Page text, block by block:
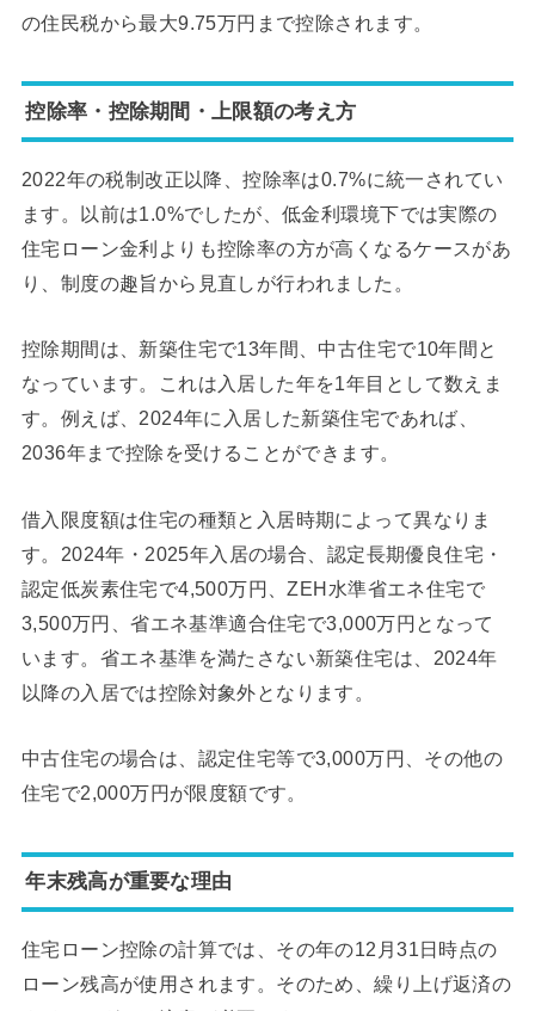
の住民税から最大9.75万円まで控除されます。
控除率・控除期間・上限額の考え方
2022年の税制改正以降、控除率は0.7%に統一されてい
ます。以前は1.0%でしたが、低金利環境下では実際の
住宅ローン金利よりも控除率の方が高くなるケースがあ
り、制度の趣旨から見直しが行われました。
控除期間は、新築住宅で13年間、中古住宅で10年間と
なっています。これは入居した年を1年目として数えま
す。例えば、2024年に入居した新築住宅であれば、
2036年まで控除を受けることができます。
借入限度額は住宅の種類と入居時期によって異なりま
す。2024年・2025年入居の場合、認定長期優良住宅・
認定低炭素住宅で4,500万円、ZEH水準省エネ住宅で
3,500万円、省エネ基準適合住宅で3,000万円となって
います。省エネ基準を満たさない新築住宅は、2024年
以降の入居では控除対象外となります。
中古住宅の場合は、認定住宅等で3,000万円、その他の
住宅で2,000万円が限度額です。
年末残高が重要な理由
住宅ローン控除の計算では、その年の12月31日時点の
ローン残高が使用されます。そのため、繰り上げ返済の